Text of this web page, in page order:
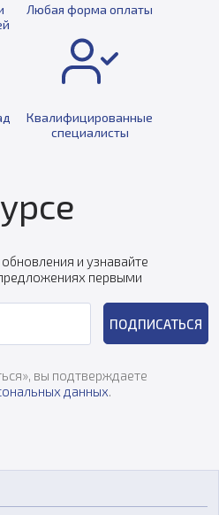
Любая форма оплаты
Квалифицированные
специалисты
и узнавайте
первыми
ПОДПИСАТЬСЯ
вы подтверждаете
данных